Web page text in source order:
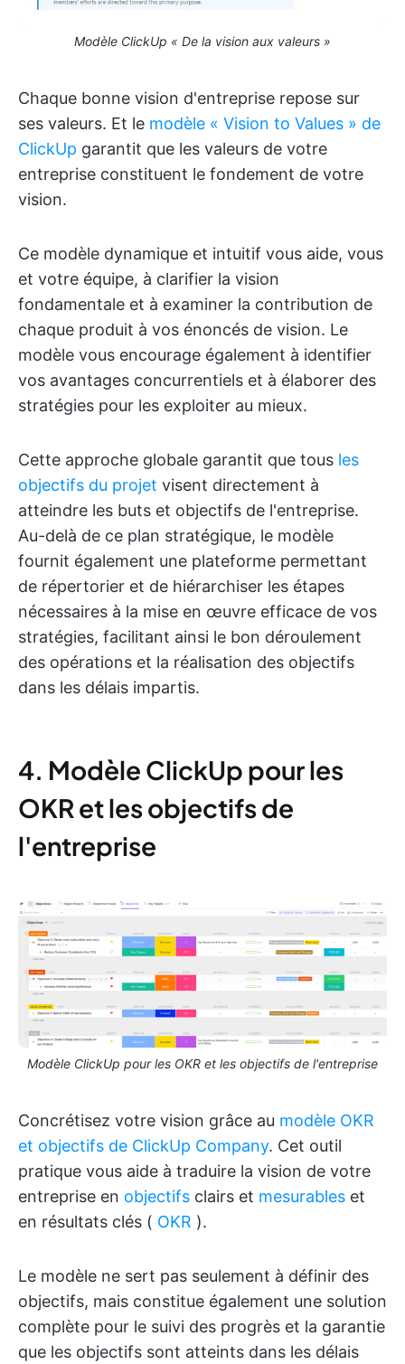
Modèle ClickUp « De la vision aux valeurs »
Chaque bonne vision d'entreprise repose sur
ses valeurs. Et le modèle « Vision to Values » de
ClickUp garantit que les valeurs de votre
entreprise constituent le fondement de votre
vision.
Ce modèle dynamique et intuitif vous aide, vous
et votre équipe, à clarifier la vision
fondamentale et à examiner la contribution de
chaque produit à vos énoncés de vision. Le
modèle vous encourage également à identifier
vos avantages concurrentiels et à élaborer des
stratégies pour les exploiter au mieux.
Cette approche globale garantit que tous les
objectifs du projet visent directement à
atteindre les buts et objectifs de l'entreprise.
Au-delà de ce plan stratégique, le modèle
fournit également une plateforme permettant
de répertorier et de hiérarchiser les étapes
nécessaires à la mise en œuvre efficace de vos
stratégies, facilitant ainsi le bon déroulement
des opérations et la réalisation des objectifs
dans les délais impartis.
4. Modèle ClickUp pour les
OKR et les objectifs de
l'entreprise
Modèle ClickUp pour les OKR et les objectifs de l'entreprise
Concrétisez votre vision grâce au modèle OKR
et objectifs de ClickUp Company. Cet outil
pratique vous aide à traduire la vision de votre
entreprise en objectifs clairs et mesurables et
en résultats clés ( OKR ).
Le modèle ne sert pas seulement à définir des
objectifs, mais constitue également une solution
complète pour le suivi des progrès et la garantie
que les objectifs sont atteints dans les délais